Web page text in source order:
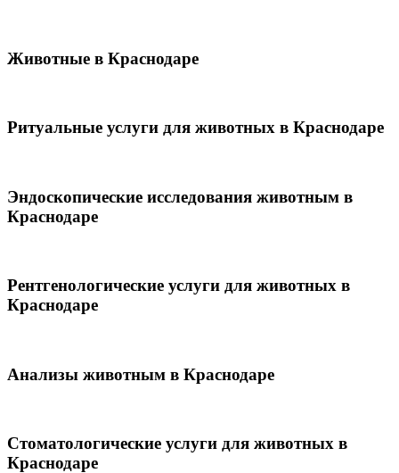
Животные в Краснодаре
Ритуальные услуги для животных в Краснодаре
Эндоскопические исследования животным в
Краснодаре
Рентгенологические услуги для животных в
Краснодаре
Анализы животным в Краснодаре
Стоматологические услуги для животных в
Краснодаре